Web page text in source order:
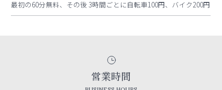
最初の60分無料、その後 3時間ごとに自転車100円、バイク200円
営業時間